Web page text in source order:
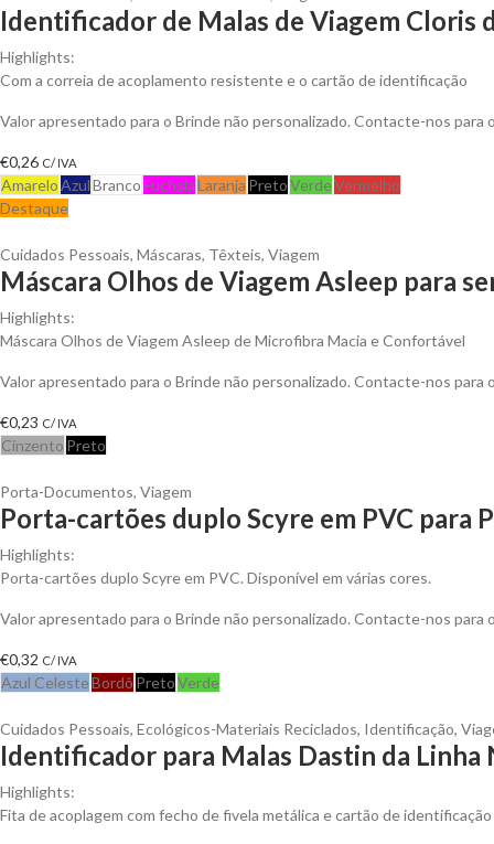
Identificador de Malas de Viagem Cloris
Highlights:
Com a correia de acoplamento resistente e o cartão de identificação
Valor apresentado para o Brinde não personalizado. Contacte-nos
€0,26 C/ IVA
AmareloAzulBrancoFuchsiaLaranja PretoVerdeVermelho
Destaque
Cuidados Pessoais, Máscaras, Têxteis, Viagem
Máscara Olhos de Viagem Asleep para
Highlights:
Máscara Olhos de Viagem Asleep de Microfibra Macia e Confortável
Valor apresentado para o Brinde não personalizado. Contacte-nos
€0,23 C/ IVA
Cinzento Preto
Porta-Documentos, Viagem
Porta-cartões duplo Scyre em PVC para
Highlights:
Porta-cartões duplo Scyre em PVC. Disponível em várias cores.
Valor apresentado para o Brinde não personalizado. Contacte-nos
€0,32 C/ IVA
Azul CelesteBordô PretoVerde
Cuidados Pessoais, Ecológicos-Materiais Reciclados, Identificação,
Identificador para Malas Dastin da
Highlights:
Fita de acoplagem com fecho de fivela metálica e cartão de identificação